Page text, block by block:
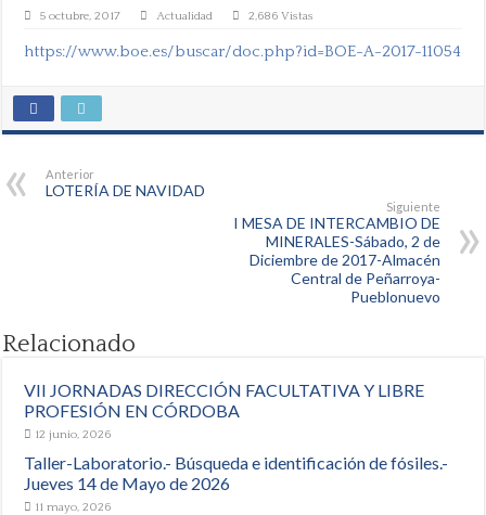
5 octubre, 2017 Actualidad 2,686 Vistas
https://www.boe.es/buscar/doc.php?id=BOE-A-2017-11054
Anterior
LOTERÍA DE NAVIDAD
Siguiente
I MESA DE INTERCAMBIO DE
MINERALES-Sábado, 2 de
Diciembre de 2017-Almacén
Central de Peñarroya-
Pueblonuevo
Relacionado
VII JORNADAS DIRECCIÓN FACULTATIVA Y LIBRE
PROFESIÓN EN CÓRDOBA
12 junio, 2026
Taller-Laboratorio.- Búsqueda e identificación de fósiles.-
Jueves 14 de Mayo de 2026
11 mayo, 2026